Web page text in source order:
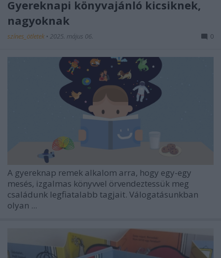
Gyereknapi könyvajánló kicsiknek,
nagyoknak
színes_ötletek • 2025. május 06. 0
A gyereknap remek alkalom arra, hogy egy-egy
mesés, izgalmas könyvvel örvendeztessük meg
családunk legfiatalabb tagjait. Válogatásunkban
olyan ...